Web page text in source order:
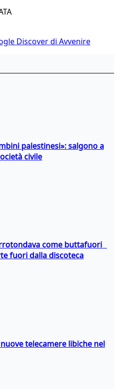
Discover di Avvenire
palestinesi»: salgono a
civile
come buttafuori
fuori dalla discoteca
telecamere libiche nel